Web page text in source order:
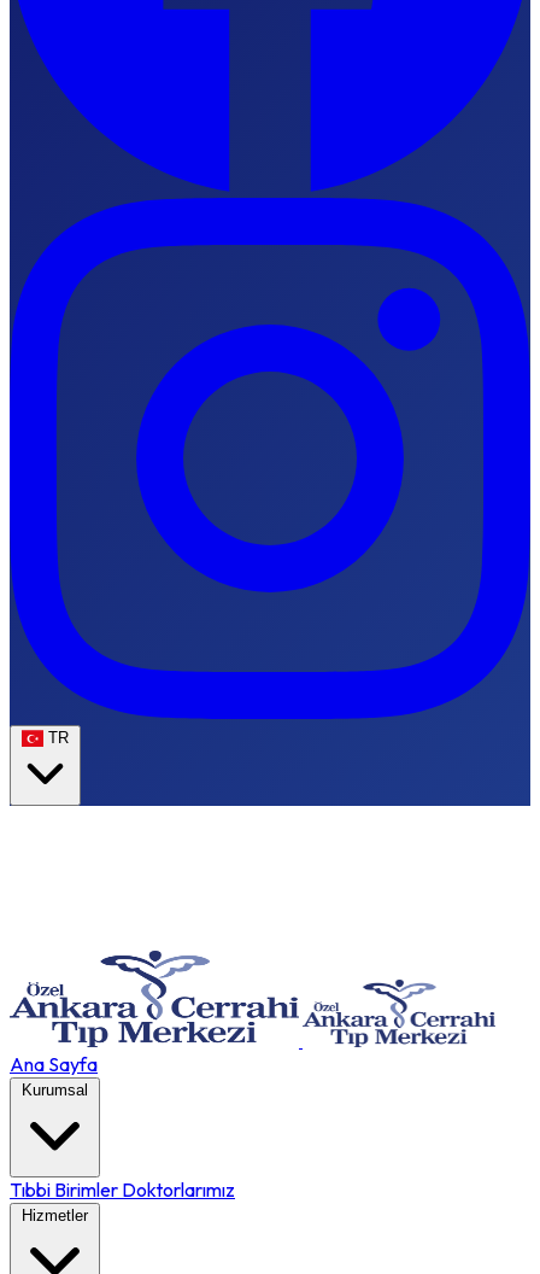
TR
Ana Sayfa
Kurumsal
Tıbbi Birimler Doktorlarımız
Hizmetler